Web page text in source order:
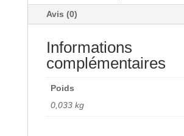
LOWERAvis (0)
Informations
complémentaires
Poids
0,033 kg